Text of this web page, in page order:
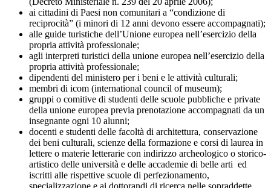
ai cittadini di Paesi non comunitari a “condizione di
reciprocità” (i minori di 12 anni devono essere accompagnati);
alle guide turistiche dell’Unione europea nell’esercizio della
propria attività professionale;
agli interpreti turistici della unione europea nell’esercizio della
propria attività professionale;
dipendenti del ministero per i beni e le attività culturali;
membri di icom (international council of museum);
gruppi o comitive di studenti delle scuole pubbliche e private
della unione europea previa prenotazione accompagnati da un
insegnante ogni 10 alunni;
docenti e studenti delle facoltà di architettura, conservazione
dei beni culturali, scienze della formazione e corsi di laurea in
lettere o materie letterarie con indirizzo archeologico o storico-
artistico delle università e delle accademie di belle arti ed
iscritti alle rispettive scuole di perfezionamento,
specializzazione e ai dottorandi di ricerca nelle sopraddette